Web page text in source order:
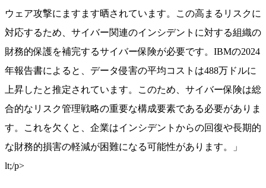
ウェア攻撃にますます晒されています。この高まるリスクに
対応するため、サイバー関連のインシデントに対する組織の
財務的保護を補完するサイバー保険が必要です。IBMの2024
年報告書によると、データ侵害の平均コストは488万ドルに
上昇したと推定されています。このため、サイバー保険は総
合的なリスク管理戦略の重要な構成要素である必要がありま
す。これを欠くと、企業はインシデントからの回復や長期的
な財務的損害の軽減が困難になる可能性があります。」
lt;/p>